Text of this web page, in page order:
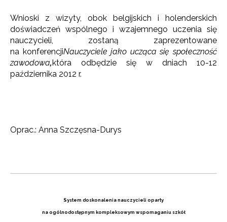
Wnioski z wizyty, obok belgijskich i holenderskich
doświadczeń wspólnego i wzajemnego uczenia się
nauczycieli, zostaną zaprezentowane
na konferencjiNauczyciele jako ucząca się społeczność
zawodowa,która odbędzie się w dniach 10-12
października 2012 r.
Oprac.: Anna Szczęsna-Durys
System doskonalenia nauczycieli oparty
na ogólnodostępnym kompleksowym wspomaganiu szkół